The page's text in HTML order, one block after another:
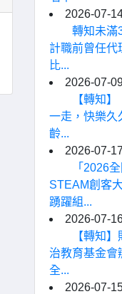
2026-07-
轉知未滿
計職前曾任代
比...
2026-07-
【轉知
一走，快樂
齡...
2026-07-17
「2026
STEAM創客
踴躍組...
2026-07-
【轉知
治教育基金會
全...
2026-07-